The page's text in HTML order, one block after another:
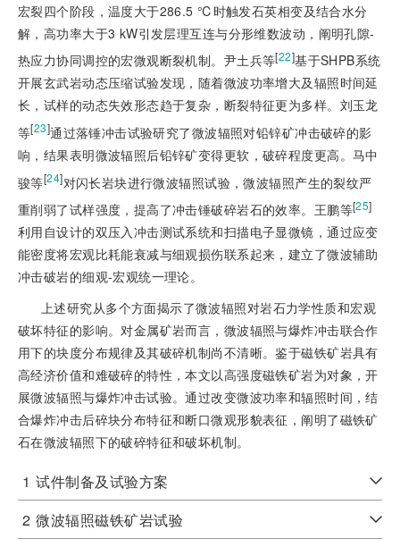
宏裂四个阶段，温度大于286.5 ℃时触发石英相变及结合水分
解，高功率大于3 kW引发层理互连与分形维数波动，阐明孔隙-
热应力协同调控的宏微观断裂机制。尹土兵等[22]基于SHPB系统
开展玄武岩动态压缩试验发现，随着微波功率增大及辐照时间延
长，试样的动态失效形态趋于复杂，断裂特征更为多样。刘玉龙
等[23]通过落锤冲击试验研究了微波辐照对铅锌矿冲击破碎的影
响，结果表明微波辐照后铅锌矿变得更软，破碎程度更高。马中
骏等[24]对闪长岩块进行微波辐照试验，微波辐照产生的裂纹严
重削弱了试样强度，提高了冲击锤破碎岩石的效率。王鹏等[25]
利用自设计的双压入冲击测试系统和扫描电子显微镜，通过应变
能密度将宏观比耗能衰减与细观损伤联系起来，建立了微波辅助
冲击破岩的细观-宏观统一理论。
上述研究从多个方面揭示了微波辐照对岩石力学性质和宏观
破坏特征的影响。对金属矿岩而言，微波辐照与爆炸冲击联合作
用下的块度分布规律及其破碎机制尚不清晰。鉴于磁铁矿岩具有
高经济价值和难破碎的特性，本文以高强度磁铁矿岩为对象，开
展微波辐照与爆炸冲击试验。通过改变微波功率和辐照时间，结
合爆炸冲击后碎块分布特征和断口微观形貌表征，阐明了磁铁矿
石在微波辐照下的破碎特征和破坏机制。
1 试件制备及试验方案
2 微波辐照磁铁矿岩试验